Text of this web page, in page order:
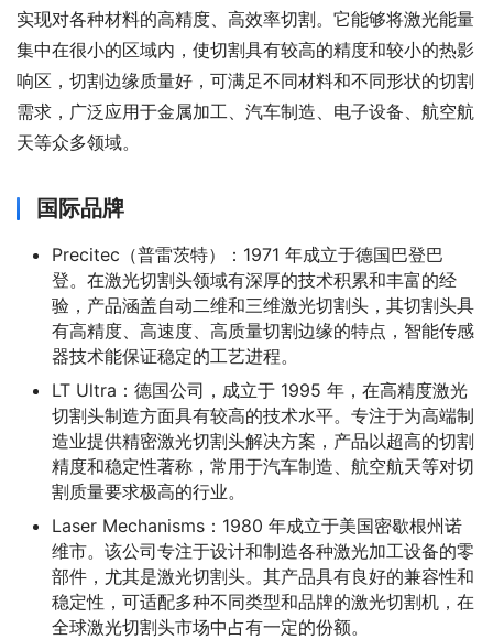
实现对各种材料的高精度、高效率切割。它能够将激光能量
集中在很小的区域内，使切割具有较高的精度和较小的热影
响区，切割边缘质量好，可满足不同材料和不同形状的切割
需求，广泛应用于金属加工、汽车制造、电子设备、航空航
天等众多领域。
国际品牌
Precitec（普雷茨特）：1971 年成立于德国巴登巴
登。在激光切割头领域有深厚的技术积累和丰富的经
验，产品涵盖自动二维和三维激光切割头，其切割头具
有高精度、高速度、高质量切割边缘的特点，智能传感
器技术能保证稳定的工艺进程。
LT Ultra：德国公司，成立于 1995 年，在高精度激光
切割头制造方面具有较高的技术水平。专注于为高端制
造业提供精密激光切割头解决方案，产品以超高的切割
精度和稳定性著称，常用于汽车制造、航空航天等对切
割质量要求极高的行业。
Laser Mechanisms：1980 年成立于美国密歇根州诺
维市。该公司专注于设计和制造各种激光加工设备的零
部件，尤其是激光切割头。其产品具有良好的兼容性和
稳定性，可适配多种不同类型和品牌的激光切割机，在
全球激光切割头市场中占有一定的份额。